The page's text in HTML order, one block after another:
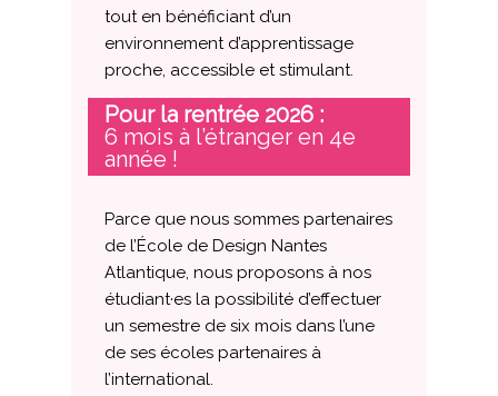
tout en bénéficiant d’un
environnement d’apprentissage
proche, accessible et stimulant.
Pour la rentrée 2026 :
6 mois à l’étranger en 4e
année !
Parce que nous sommes partenaires
de l’École de Design Nantes
Atlantique, nous proposons à nos
étudiant·es la possibilité d’effectuer
un semestre de six mois dans l’une
de ses écoles partenaires à
l’international.